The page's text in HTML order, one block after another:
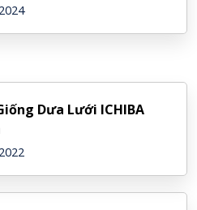
Dưa Lưới ICHIBA